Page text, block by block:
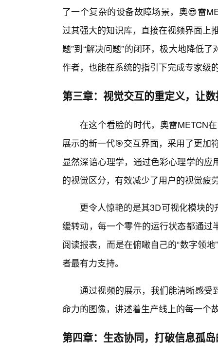
了一个复杂的设备故障场景，奥😎雷
过其强大的知识库，直接在视频界面上
题”到“解决问题”的闭环，极大地降低
作者，也能在系统的指引下完成专家级
第三章：视觉交互的重定义，让
在这个看脸的时代，奥雷METCN
展示的新一代🎯交互界面，采用了更加
显然深谙心理学，通过色彩心理学的
的视觉区分，有效减少了用户的视觉疲
更令人惊艳的是其3D可视化模块
缓转动，每一个零件的运行状态都通
阅读报表，而是在俯瞰自己的“数字领
者最有力支持。
通过视频的展示，我们能清晰感受
命力的图像，讲述着生产线上的每一个
第四章：生态协同，打破信息孤